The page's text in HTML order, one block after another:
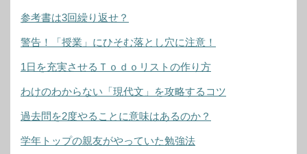
参考書は3回繰り返せ？
警告！「授業」にひそむ落とし穴に注意！
1日を充実させるＴｏｄｏリストの作り方
わけのわからない「現代文」を攻略するコツ
過去問を2度やることに意味はあるのか？
学年トップの親友がやっていた勉強法